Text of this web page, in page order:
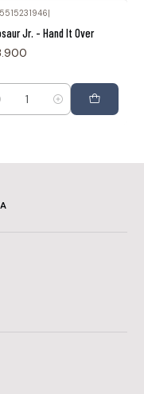
Jr. - Hand It Over